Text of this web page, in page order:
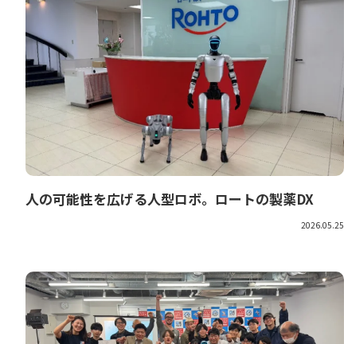
人の可能性を広げる人型ロボ。ロートの製薬DX
2026.05.25